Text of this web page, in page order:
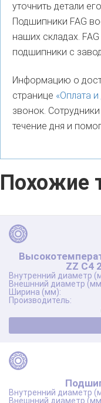
уточнить детали
Подшипники FAG
наших складах.
подшипники с
Информацию о
странице «Оплата
звонок.
течение дня и
Похожие
ZZ C4